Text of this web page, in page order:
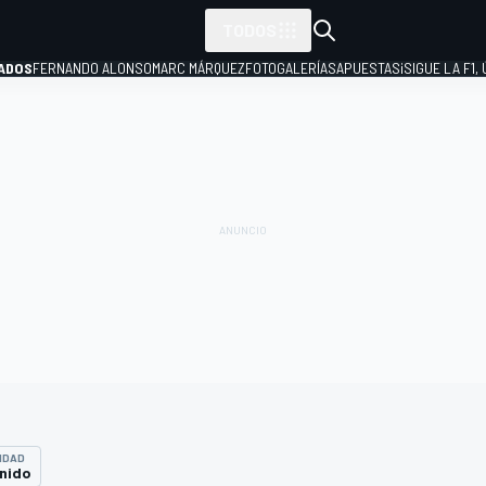
FERNANDO ALONSOMARC MÁRQUEZFOTOGALERÍASAPUESTAS¡SIGUE LA F1,